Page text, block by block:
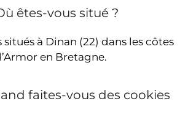
êtes-vous situé ?
situés à Dinan (22) dans les côtes
en Bretagne.
faites-vous des cookies